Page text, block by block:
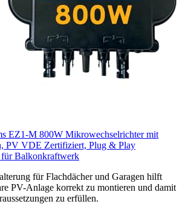
EZ1-M 800W Mikrowechselrichter mit
PV VDE Zertifiziert, Plug & Play
für Balkonkraftwerk
für Flachdächer und Garagen hilft
PV-Anlage korrekt zu montieren und damit
zu erfüllen.